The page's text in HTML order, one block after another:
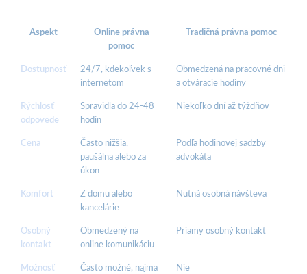
Aspekt
Online právna
pomoc
Tradičná právna pomoc
Dostupnosť
24/7, kdekoľvek s
internetom
Obmedzená na pracovné dni
a otváracie hodiny
Rýchlosť
odpovede
Spravidla do 24-48
hodín
Niekoľko dní až týždňov
Cena
Často nižšia,
paušálna alebo za
úkon
Podľa hodinovej sadzby
advokáta
Komfort
Z domu alebo
kancelárie
Nutná osobná návšteva
Osobný
kontakt
Obmedzený na
online komunikáciu
Priamy osobný kontakt
Možnosť
Často možné, najmä
Nie